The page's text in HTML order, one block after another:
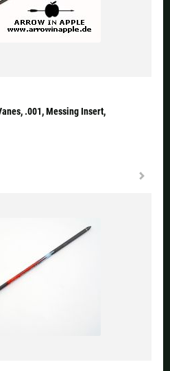
.001, Messing Insert,